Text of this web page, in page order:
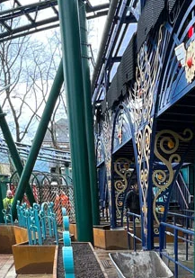
Østfyn
Furesø
Hammelev Torv
nyt DSB-
Letbane
Syd
Station
i Norge
Station